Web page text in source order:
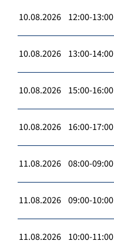
10.08.2026 12:00-13:00
10.08.2026 13:00-14:00
10.08.2026 15:00-16:00
10.08.2026 16:00-17:00
11.08.2026 08:00-09:00
11.08.2026 09:00-10:00
11.08.2026 10:00-11:00